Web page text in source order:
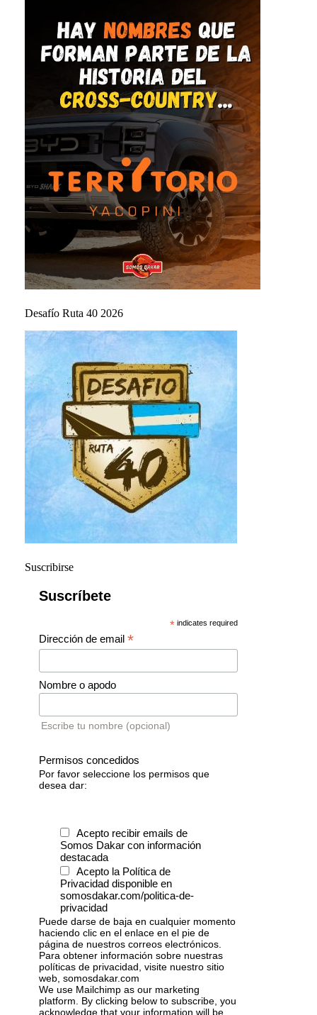
Desafío Ruta 40 2026
Suscribirse
Suscríbete
* indicates required
Dirección de email *
Nombre o apodo
Escribe tu nombre (opcional)
Permisos concedidos
Por favor seleccione los permisos que
desea dar:
Acepto recibir emails de
Somos Dakar con información
destacada
Acepto la Política de
Privacidad disponible en
somosdakar.com/politica-de-
privacidad
Puede darse de baja en cualquier momento
haciendo clic en el enlace en el pie de
página de nuestros correos electrónicos.
Para obtener información sobre nuestras
políticas de privacidad, visite nuestro sitio
web, somosdakar.com
We use Mailchimp as our marketing
platform. By clicking below to subscribe, you
acknowledge that your information will be